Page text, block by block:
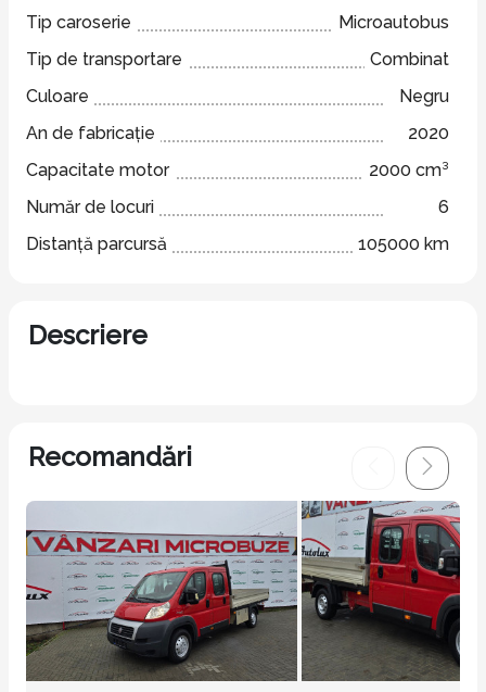
Tip caroserie
Microautobus
Tip de transportare
Combinat
Culoare
Negru
An de fabricație
2020
Capacitate motor
2000 cm³
Număr de locuri
6
Distanță parcursă
105000 km
Descriere
Recomandări